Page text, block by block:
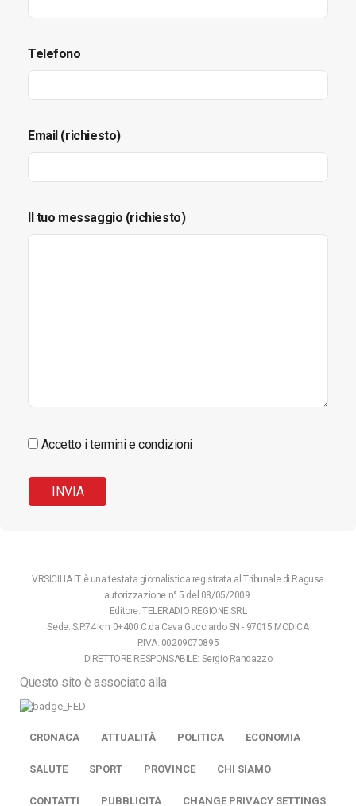
Telefono
Email (richiesto)
Il tuo messaggio (richiesto)
Accetto i termini e condizioni
VRSICILIA.IT è una testata giornalistica registrata al Tribunale di Ragusa
autorizzazione n° 5 del 08/05/2009.
Editore: TELERADIO REGIONE SRL
Sede: S.P.74 km 0+400 C.da Cava Gucciardo SN - 97015 MODICA
P.IVA: 00209070895
DIRETTORE RESPONSABILE: Sergio Randazzo
Questo sito è associato alla
CRONACA ATTUALITÀ POLITICA ECONOMIA
SALUTE SPORT PROVINCE CHI SIAMO
CONTATTI PUBBLICITÀ CHANGE PRIVACY SETTINGS